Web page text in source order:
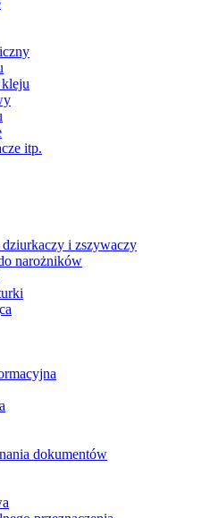
itp.
i zszywaczy
narożników
dokumentów